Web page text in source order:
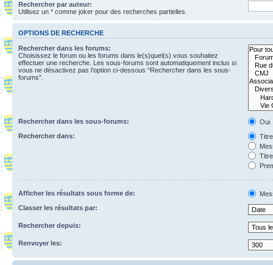
Rechercher par auteur:
Utilisez un * comme joker pour des recherches partielles.
OPTIONS DE RECHERCHE
Rechercher dans les forums:
Choisissez le forum ou les forums dans le(s)quel(s) vous souhaitez
effectuer une recherche. Les sous-forums sont automatiquement inclus si
vous ne désactivez pas l’option ci-dessous “Rechercher dans les sous-
forums”.
Rechercher dans les sous-forums:
Oui
Rechercher dans:
Afficher les résultats sous forme de:
Classer les résultats par:
Rechercher depuis:
Renvoyer les: